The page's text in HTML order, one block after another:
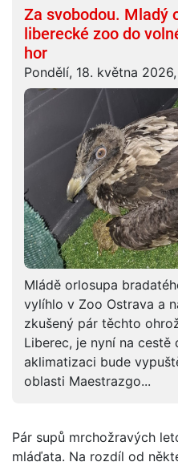
Za svobodou. Mladý
liberecké zoo do
hor
Pondělí, 18. května
Mládě orlosupa
vylíhlo v Zoo Ostrava a
zkušený pár těchto
Liberec, je nyní na cestě
aklimatizaci bude
oblasti Maestrazgo...
Pár supů mrchožravých
mláďata. Na rozdíl od